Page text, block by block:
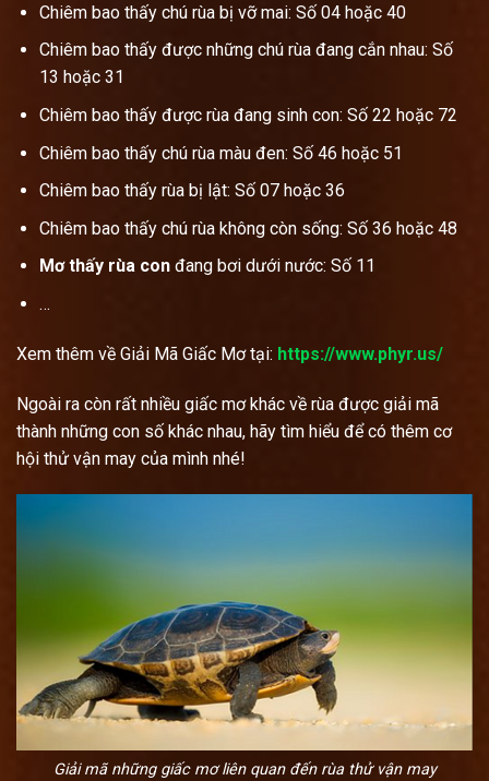
Chiêm bao thấy chú rùa bị vỡ mai: Số 04 hoặc 40
Chiêm bao thấy được những chú rùa đang cắn nhau: Số
13 hoặc 31
Chiêm bao thấy được rùa đang sinh con: Số 22 hoặc 72
Chiêm bao thấy chú rùa màu đen: Số 46 hoặc 51
Chiêm bao thấy rùa bị lật: Số 07 hoặc 36
Chiêm bao thấy chú rùa không còn sống: Số 36 hoặc 48
Mơ thấy rùa con đang bơi dưới nước: Số 11
…
Xem thêm về Giải Mã Giấc Mơ tại: https://www.phyr.us/
Ngoài ra còn rất nhiều giấc mơ khác về rùa được giải mã
thành những con số khác nhau, hãy tìm hiểu để có thêm cơ
hội thử vận may của mình nhé!
Giải mã những giấc mơ liên quan đến rùa thử vận may